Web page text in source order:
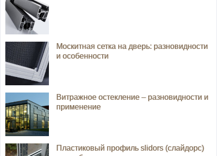
Москитная сетка на дверь: разновидности
и особенности
Витражное остекление – разновидности и
применение
Пластиковый профиль slidors (слайдорс)